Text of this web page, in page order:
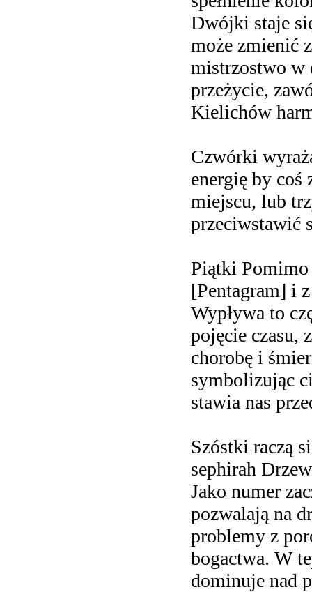
Dwójki staje
może zmienić
mistrzostwo w
przeżycie,
Kielichów
Czwórki
energię by coś
miejscu, lub
przeciwstawić
Piątki Pomimo
[Pentagram] i
Wypływa to
pojęcie czasu,
chorobę i
symbolizując
stawia nas
Szóstki raczą
sephirah
Jako numer
pozwalają na
problemy z
bogactwa. W
dominuje nad